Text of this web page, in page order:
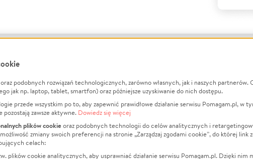
Informacje
Jak to działa?
Regulamin
Polityka Prywatności
O nas
Opinie
Raporty
Za darmo
podobnych rozwiązań technologicznych, zarówno własnych, jak i naszych
jak np. laptop, tablet, smartfon) oraz późniejsze uzyskiwanie do nich dostępu.
przede wszystkim po to, aby zapewnić prawidłowe działanie serwisu Pomagam.pl, w
pozostają zawsze aktywne. Dowiedz się więcej
plików cookieoraz podobnych technologii do celów analitycznych i
zmiany swoich preferencji na stronie „Zarządzaj zgodami cookie”, do której
celach:
plików cookie analitycznych, aby usprawniać działanie serwisu Pomagam.pl. Dzięki